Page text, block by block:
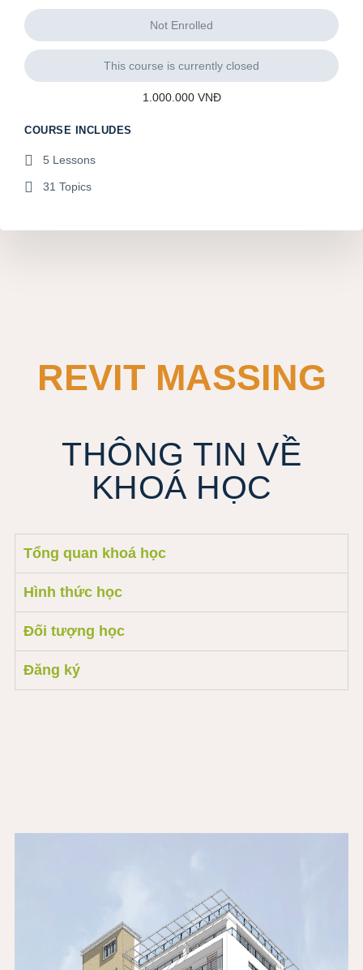
REVIT MASSING
THÔNG TIN VỀ
KHOÁ HỌC
Tổng quan khoá học
Hình thức học
Đối tượng học
Đăng ký
Not Enrolled
This course is currently closed
1.000.000 VNĐ
COURSE INCLUDES
5 Lessons
31 Topics